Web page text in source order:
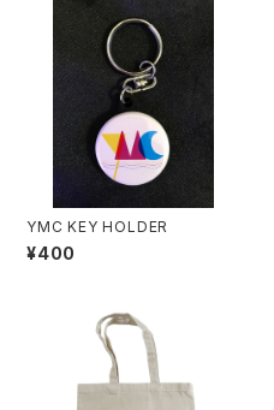
YMC KEY HOLDER
¥400